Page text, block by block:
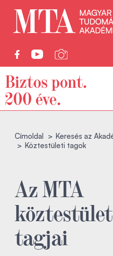
Címoldal
Keresés az
Köztestületi tagok
Az MTA
tagjai